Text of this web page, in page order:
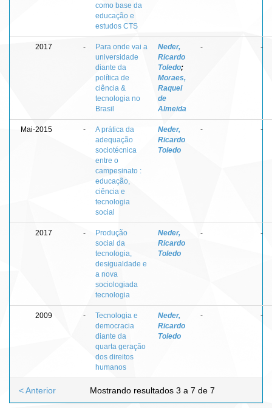
como base da
educação e
estudos CTS
2017 -
Para onde vai a
universidade
diante da
política de
ciência &
tecnologia no
Brasil
Neder,
Ricardo
Toledo;
Moraes,
Raquel
de
Almeida
- -
Mai-2015 -
A prática da
adequação
sociotécnica
entre o
campesinato :
educação,
ciência e
tecnologia
social
Neder,
Ricardo
Toledo
- -
2017 -
Produção
social da
tecnologia,
desigualdade e
a nova
sociologiada
tecnologia
Neder,
Ricardo
Toledo
- -
2009 -
Tecnologia e
democracia
diante da
quarta geração
dos direitos
humanos
Neder,
Ricardo
Toledo
- -
Mostrando resultados 3 a 7 de 7
< Anterior